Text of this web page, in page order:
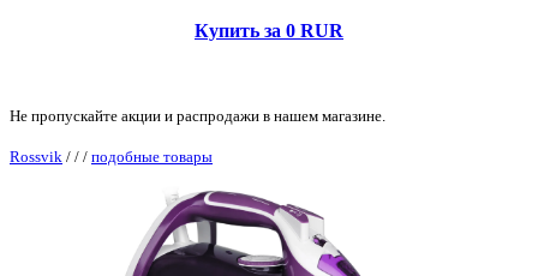
Купить за 0 RUR
Не пропускайте акции и распродажи в нашем магазине.
Rossvik / / / подобные товары